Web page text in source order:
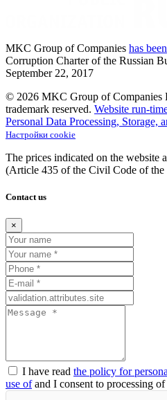
MKC Group of Companies has been
Corruption Charter of the Russian
September 22, 2017
© 2026 MKC Group of Companies
trademark reserved. Website run-
Personal Data Processing, Storage,
Настройки cookie
The prices indicated on the website
(Article 435 of the Civil Code of the
Contact us
×
I have read the policy for
use ofand I consent to processing